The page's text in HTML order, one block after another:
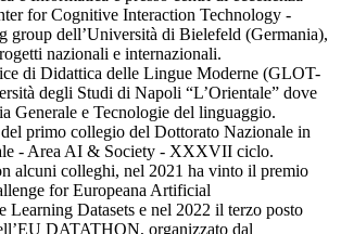
for Cognitive Interaction Technology -
group dell’Università di Bielefeld (Germania),
nazionali e internazionali.
di Didattica delle Lingue Moderne (GLOT-
degli Studi di Napoli “L’Orientale” dove
Generale e Tecnologie del linguaggio.
primo collegio del Dottorato Nazionale in
- Area AI & Society - XXXVII ciclo.
alcuni colleghi, nel 2021 ha vinto il premio
for Europeana Artificial
Learning Datasets e nel 2022 il terzo posto
DATATHON, organizzato dal